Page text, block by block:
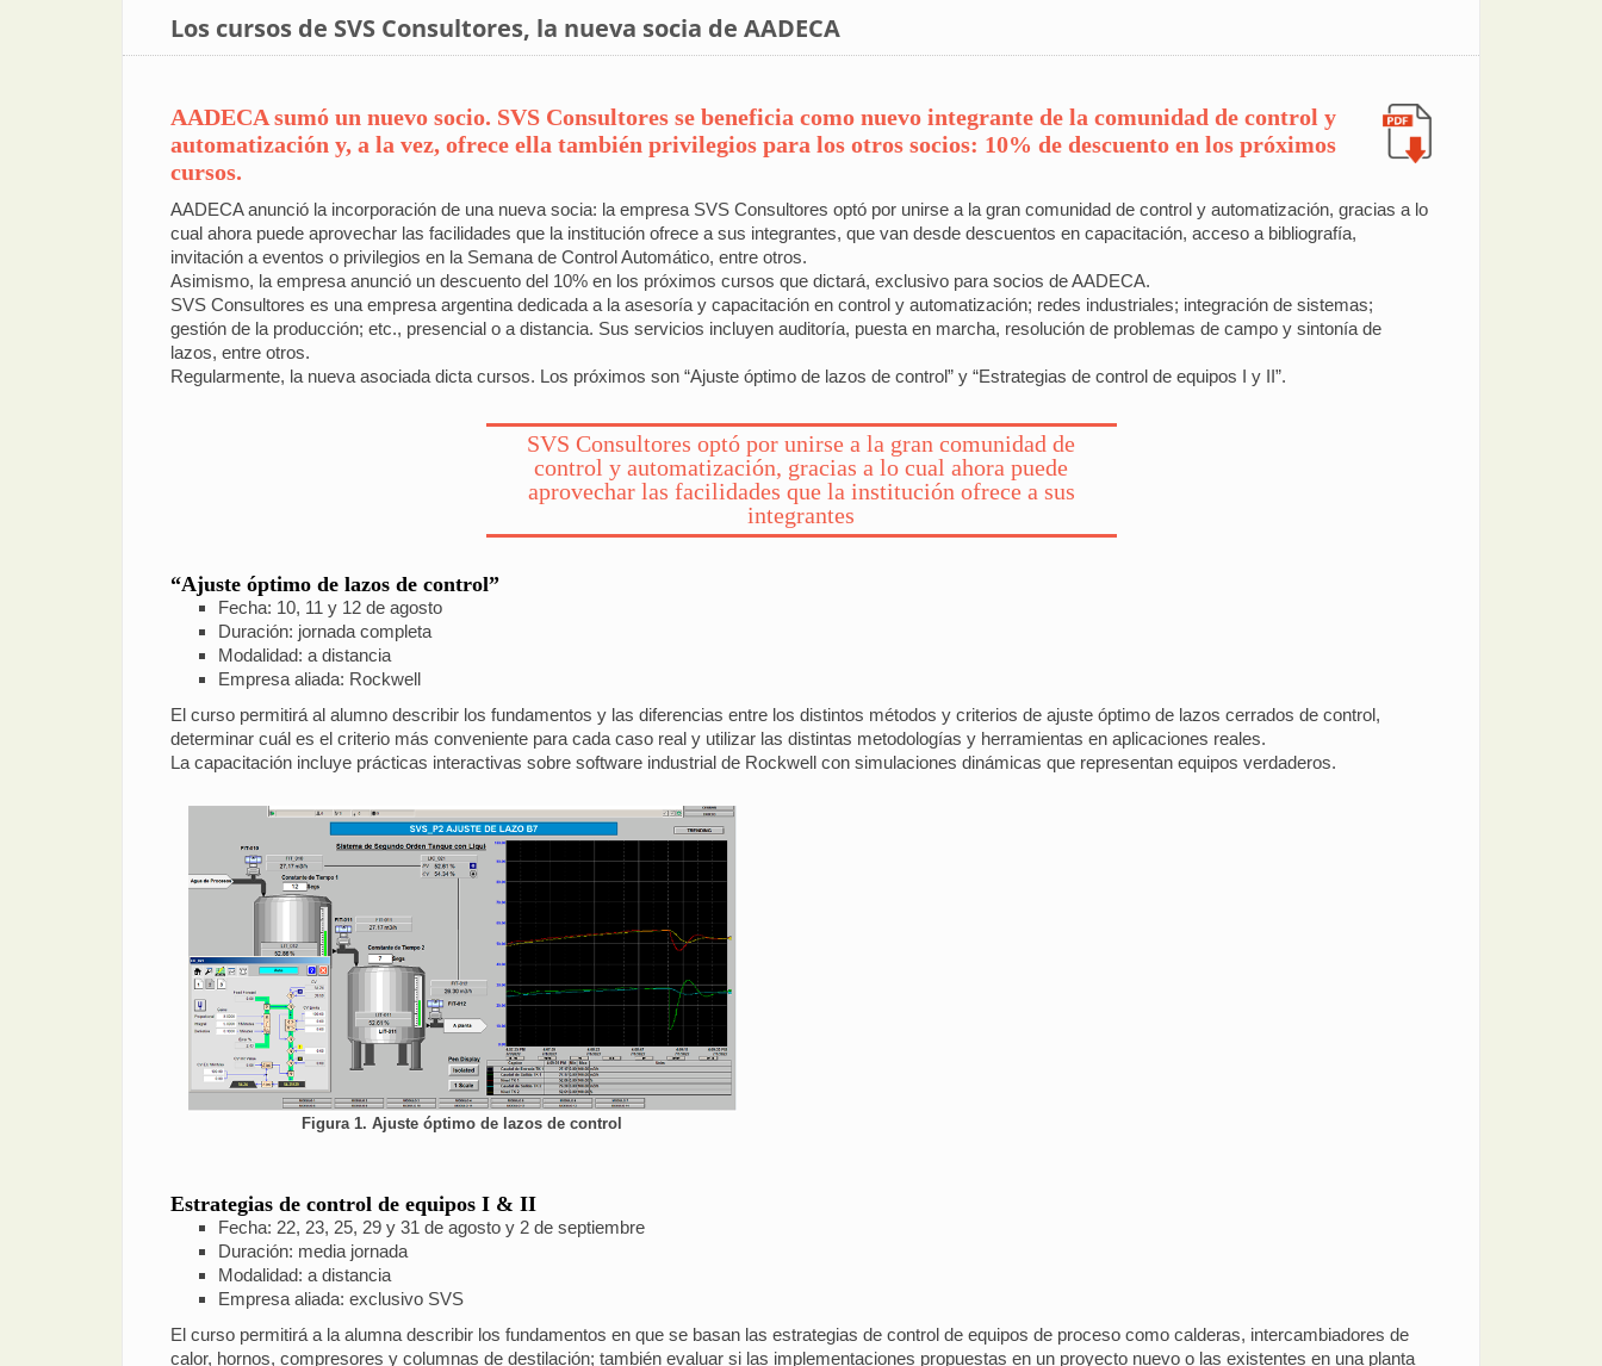
Los cursos de SVS Consultores, la nueva socia de AADECA
AADECA sumó un nuevo socio. SVS Consultores se beneficia como nuevo integrante de la comunidad de control y
automatización y, a la vez, ofrece ella también privilegios para los otros socios: 10% de descuento en los próximos
cursos.
AADECA anunció la incorporación de una nueva socia: la empresa SVS Consultores optó por unirse a la gran comunidad de control y automatización, gracias a lo
cual ahora puede aprovechar las facilidades que la institución ofrece a sus integrantes, que van desde descuentos en capacitación, acceso a bibliografía,
invitación a eventos o privilegios en la Semana de Control Automático, entre otros.
Asimismo, la empresa anunció un descuento del 10% en los próximos cursos que dictará, exclusivo para socios de AADECA.
SVS Consultores es una empresa argentina dedicada a la asesoría y capacitación en control y automatización; redes industriales; integración de sistemas;
gestión de la producción; etc., presencial o a distancia. Sus servicios incluyen auditoría, puesta en marcha, resolución de problemas de campo y sintonía de
lazos, entre otros.
Regularmente, la nueva asociada dicta cursos. Los próximos son “Ajuste óptimo de lazos de control” y “Estrategias de control de equipos I y II”.
SVS Consultores optó por unirse a la gran comunidad de
control y automatización, gracias a lo cual ahora puede
aprovechar las facilidades que la institución ofrece a sus
integrantes
“Ajuste óptimo de lazos de control”
Fecha: 10, 11 y 12 de agosto
Duración: jornada completa
Modalidad: a distancia
Empresa aliada: Rockwell
El curso permitirá al alumno describir los fundamentos y las diferencias entre los distintos métodos y criterios de ajuste óptimo de lazos cerrados de control,
determinar cuál es el criterio más conveniente para cada caso real y utilizar las distintas metodologías y herramientas en aplicaciones reales.
La capacitación incluye prácticas interactivas sobre software industrial de Rockwell con simulaciones dinámicas que representan equipos verdaderos.
Figura 1. Ajuste óptimo de lazos de control
Estrategias de control de equipos I & II
Fecha: 22, 23, 25, 29 y 31 de agosto y 2 de septiembre
Duración: media jornada
Modalidad: a distancia
Empresa aliada: exclusivo SVS
El curso permitirá a la alumna describir los fundamentos en que se basan las estrategias de control de equipos de proceso como calderas, intercambiadores de
calor, hornos, compresores y columnas de destilación; también evaluar si las implementaciones propuestas en un proyecto nuevo o las existentes en una planta